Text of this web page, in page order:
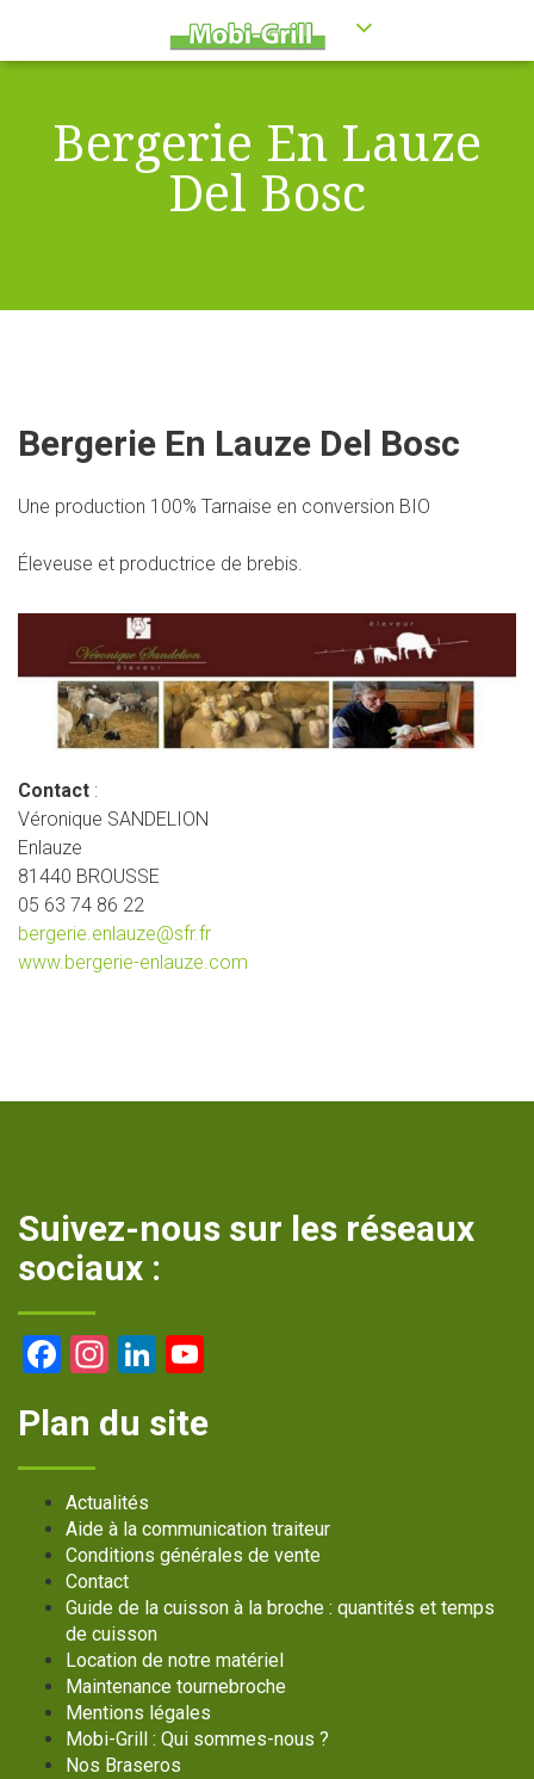
Bergerie En Lauze
Del Bosc
Bergerie En Lauze Del Bosc
Une production 100% Tarnaise en conversion BIO
Éleveuse et productrice de brebis.
Contact :
Véronique SANDELION
Enlauze
81440 BROUSSE
05 63 74 86 22
bergerie.enlauze@sfr.fr
www.bergerie-enlauze.com
Suivez-nous sur les réseaux
sociaux :
Facebook
Instagram
LinkedIn
Plan du site
Actualités
Aide à la communication traiteur
Conditions générales de vente
Contact
Guide de la cuisson à la broche : quantités et temps
de cuisson
Location de notre matériel
Maintenance tournebroche
Mentions légales
Mobi-Grill : Qui sommes-nous ?
Nos Braseros